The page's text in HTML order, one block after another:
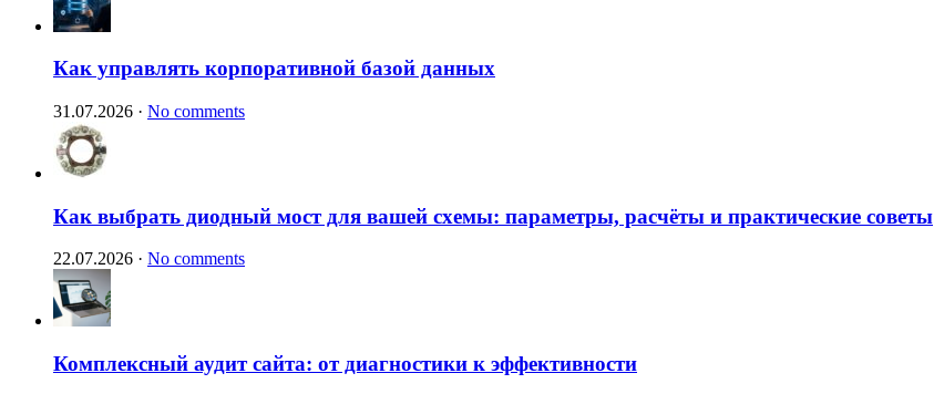
Как управлять корпоративной базой данных
31.07.2026 · No comments
Как выбрать диодный мост для вашей схемы: параметры, расчёты и практические советы
22.07.2026 · No comments
Комплексный аудит сайта: от диагностики к эффективности